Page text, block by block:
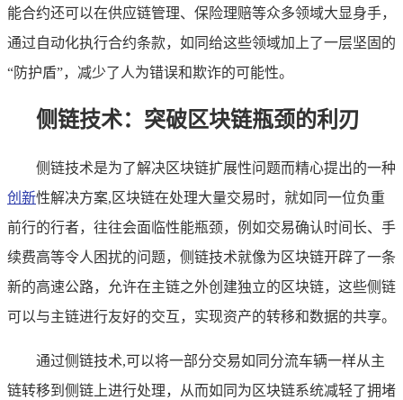
能合约还可以在供应链管理、保险理赔等众多领域大显身手，
通过自动化执行合约条款，如同给这些领域加上了一层坚固的
“防护盾”，减少了人为错误和欺诈的可能性。
侧链技术：突破区块链瓶颈的利刃
侧链技术是为了解决区块链扩展性问题而精心提出的一种
创新性解决方案,区块链在处理大量交易时，就如同一位负重
前行的行者，往往会面临性能瓶颈，例如交易确认时间长、手
续费高等令人困扰的问题，侧链技术就像为区块链开辟了一条
新的高速公路，允许在主链之外创建独立的区块链，这些侧链
可以与主链进行友好的交互，实现资产的转移和数据的共享。
通过侧链技术,可以将一部分交易如同分流车辆一样从主
链转移到侧链上进行处理，从而如同为区块链系统减轻了拥堵